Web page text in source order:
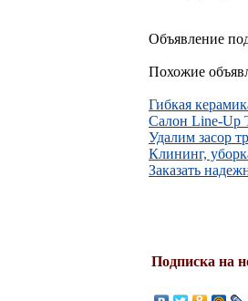
Объявление
Похожие
Гибкая
Салон Line-Up
Удалим засор
Клининг,
Заказать
Подписка на